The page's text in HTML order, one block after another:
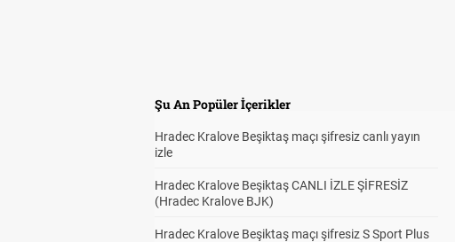
Şu An Popüler İçerikler
Hradec Kralove Beşiktaş maçı şifresiz canlı yayın
izle
Hradec Kralove Beşiktaş CANLI İZLE ŞİFRESİZ
(Hradec Kralove BJK)
Hradec Kralove Beşiktaş maçı şifresiz S Sport Plus